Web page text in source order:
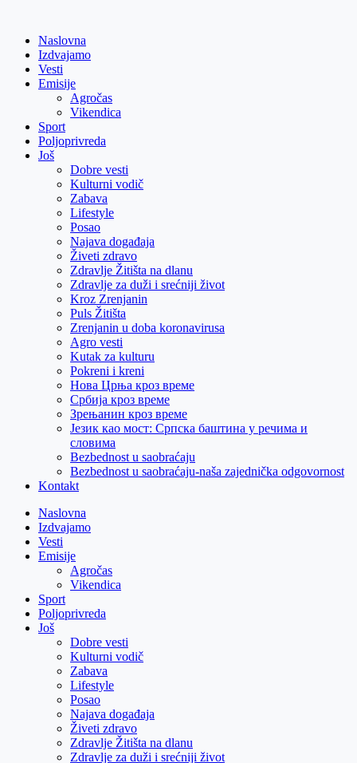
contentNaslovna
Izdvajamo
Vesti
Emisije
Agročas
Vikendica
Sport
Poljoprivreda
Još
Dobre vesti
Kulturni vodič
Zabava
Lifestyle
Posao
Najava događaja
Živeti zdravo
Zdravlje Žitišta na dlanu
Zdravlje za duži i srećniji život
Kroz Zrenjanin
Puls Žitišta
Zrenjanin u doba koronavirusa
Agro vesti
Kutak za kulturu
Pokreni i kreni
Нова Црња кроз време
Србија кроз време
Зрењанин кроз време
Језик као мост: Српска баштина у речима и
словима
Bezbednost u saobraćaju
Bezbednost u saobraćaju-naša zajednička odgovornost
Kontakt
Naslovna
Izdvajamo
Vesti
Emisije
Agročas
Vikendica
Sport
Poljoprivreda
Još
Dobre vesti
Kulturni vodič
Zabava
Lifestyle
Posao
Najava događaja
Živeti zdravo
Zdravlje Žitišta na dlanu
Zdravlje za duži i srećniji život